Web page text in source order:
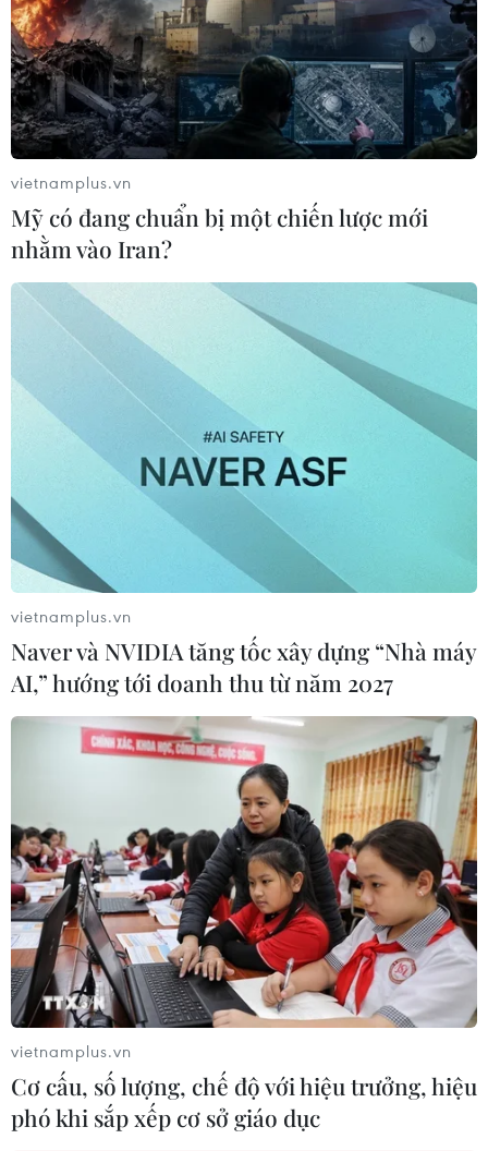
TIN CÙNG CHUYÊN MỤC
Áp thấp nhiệt đới trên vịnh Bắc Bộ sẽ
gây ảnh hưởng thế nào tới Việt Nam?
07/08/2026 14:38
vietnamplus.vn
Mỹ có đang chuẩn bị một chiến lược mới
nhằm vào Iran?
vietnamplus.vn
Naver và NVIDIA tăng tốc xây dựng “Nhà máy
AI,” hướng tới doanh thu từ năm 2027
vietnamplus.vn
Cơ cấu, số lượng, chế độ với hiệu trưởng, hiệu
phó khi sắp xếp cơ sở giáo dục